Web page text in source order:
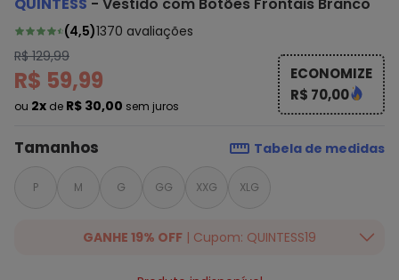
QUINTESS - Vestido com Botões Frontais Branco
(4,5)1370 avaliações
R$ 129,99
R$ 59,99
ou 2x de R$ 30,00 sem juros
ECONOMIZE
R$ 70,00
Tamanhos Tabela de medidas
P M G GG XXG XLG
GANHE 19% OFF | Cupom: QUINTESS19